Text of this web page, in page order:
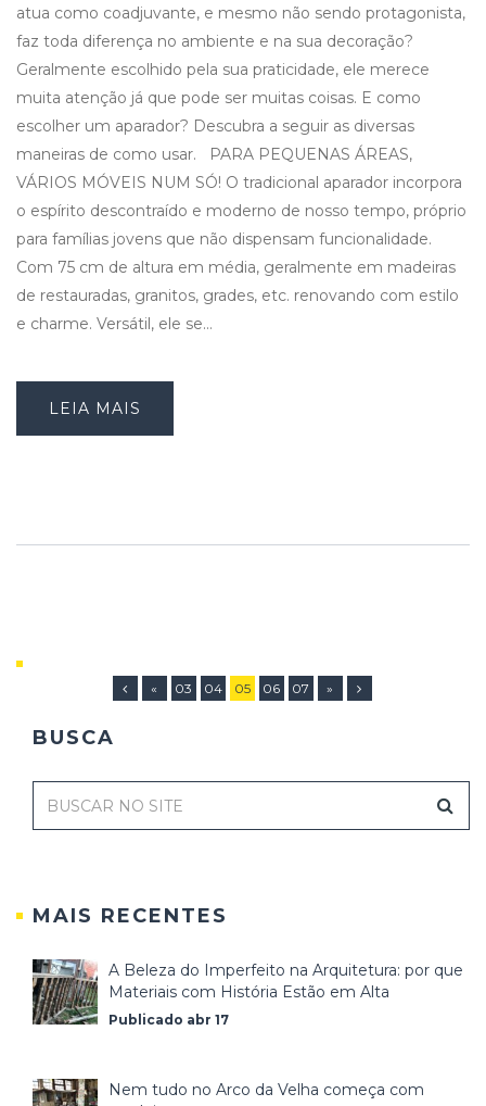
atua como coadjuvante, e mesmo não sendo protagonista,
faz toda diferença no ambiente e na sua decoração?
Geralmente escolhido pela sua praticidade, ele merece
muita atenção já que pode ser muitas coisas. E como
escolher um aparador? Descubra a seguir as diversas
maneiras de como usar. PARA PEQUENAS ÁREAS,
VÁRIOS MÓVEIS NUM SÓ! O tradicional aparador incorpora
o espírito descontraído e moderno de nosso tempo, próprio
para famílias jovens que não dispensam funcionalidade.
Com 75 cm de altura em média, geralmente em madeiras
de restauradas, granitos, grades, etc. renovando com estilo
e charme. Versátil, ele se…
LEIA MAIS
« 03 04 05 06 07 »
BUSCA
MAIS RECENTES
A Beleza do Imperfeito na Arquitetura: por que
Materiais com História Estão em Alta
Publicado abr 17
Nem tudo no Arco da Velha começa com